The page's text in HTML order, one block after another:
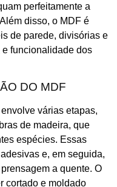
perfeitamente a
disso, o MDF é
de parede, divisórias e
funcionalidade dos
DO MDF
várias etapas,
de madeira, que
espécies. Essas
e, em seguida,
a quente. O
cortado e moldado